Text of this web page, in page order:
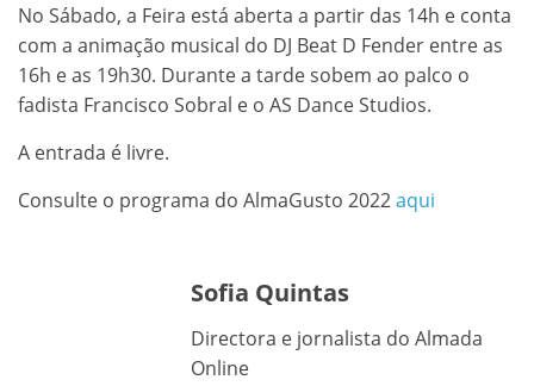
No Sábado, a Feira está aberta a partir das 14h e conta
com a animação musical do DJ Beat D Fender entre as
16h e as 19h30. Durante a tarde sobem ao palco o
fadista Francisco Sobral e o AS Dance Studios.
A entrada é livre.
Consulte o programa do AlmaGusto 2022aqui
Sofia Quintas
Directora e jornalista do Almada
Online